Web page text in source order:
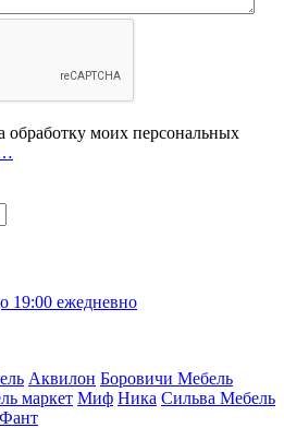
обработку моих персональных
19:00 ежедневно
Аквилон Боровичи Мебель
маркет Миф Ника Сильва Мебель
Фант